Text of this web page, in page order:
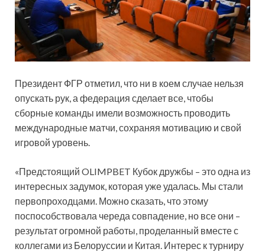
Президент ФГР отметил, что ни в коем случае нельзя
опускать рук, а федерация сделает все, чтобы
сборные команды имели возможность проводить
международные матчи, сохраняя мотивацию и свой
игровой уровень.
«Предстоящий OLIMPBET Кубок дружбы – это одна из
интересных задумок, которая уже удалась. Мы стали
первопроходцами. Можно сказать, что этому
поспособствовала череда совпадение, но все они –
результат огромной работы, проделанный вместе с
коллегами из Белоруссии и Китая. Интерес к турниру